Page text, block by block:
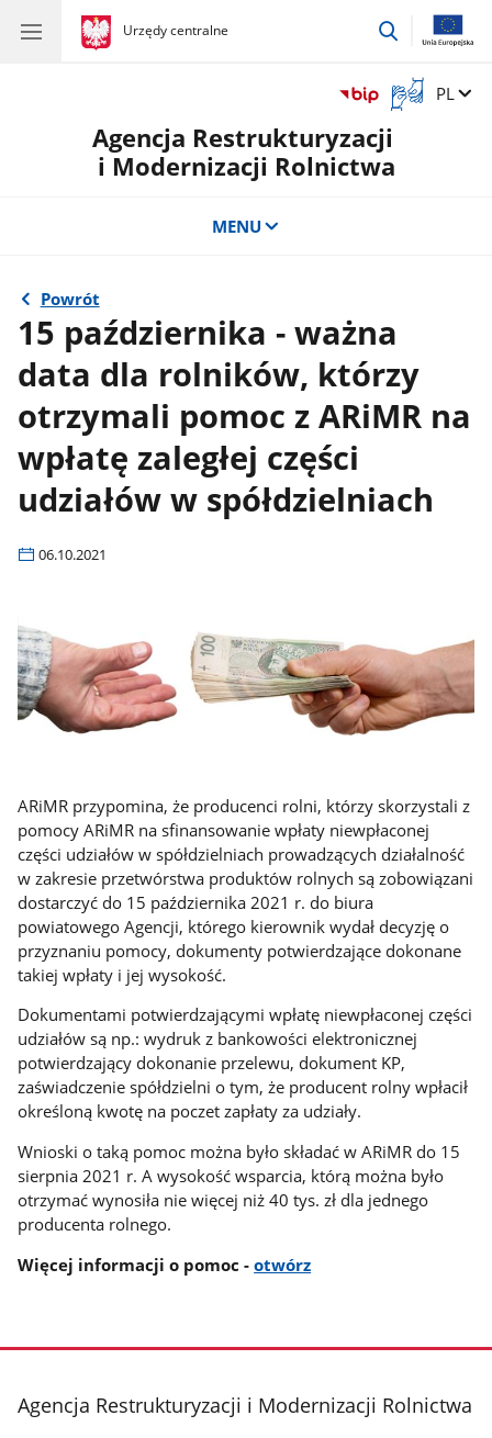
gov.pl
Urzędy centralne
gov.pl
Urzędy
przejdź
Otwórz
okno
z
tłumaczem
Zmień
PL
Agencja Restrukturyzacji
i Modernizacji Rolnictwa
MENU
Powrót
15 października - ważna
data dla rolników, którzy
otrzymali pomoc z ARiMR na
wpłatę zaległej części
udziałów w spółdzielniach
06.10.2021
ARiMR przypomina, że producenci rolni, którzy skorzystali z
pomocy ARiMR na sfinansowanie wpłaty niewpłaconej
części udziałów w spółdzielniach prowadzących działalność
w zakresie przetwórstwa produktów rolnych są zobowiązani
dostarczyć do 15 października 2021 r. do biura
powiatowego Agencji, którego kierownik wydał decyzję o
przyznaniu pomocy, dokumenty potwierdzające dokonane
takiej wpłaty i jej wysokość.
Dokumentami potwierdzającymi wpłatę niewpłaconej części
udziałów są np.: wydruk z bankowości elektronicznej
potwierdzający dokonanie przelewu, dokument KP,
zaświadczenie spółdzielni o tym, że producent rolny wpłacił
określoną kwotę na poczet zapłaty za udziały.
Wnioski o taką pomoc można było składać w ARiMR do 15
sierpnia 2021 r. A wysokość wsparcia, którą można było
otrzymać wynosiła nie więcej niż 40 tys. zł dla jednego
producenta rolnego.
Więcej informacji o pomoc -otwórz
stopka
Agencja Restrukturyzacji i Modernizacji Rolnictwa